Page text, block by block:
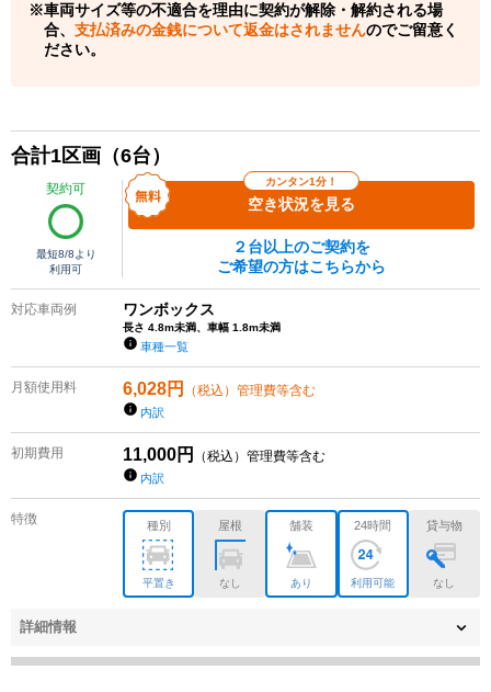
車両サイズ等の不適合を理由に契約が解除・解約される場
合、 支払済みの金銭について返金はされませんのでご留意く
ださい。
合計1区画（6台）
契約可
最短8/8 より
利用可
カンタン1分！
空き状況を見る
２台以上のご契約を
ご希望の方はこちらから
対応車両例 ワンボックス
長さ 4.8m未満、車幅 1.8m未満
車種一覧
月額使用料 6,028円 （税込）管理費等含む
内訳
初期費用 11,000円 （税込）管理費等含む
内訳
特徴 種別
平置き
屋根
なし
舗装
あり
24時間
利用可能
貸与物
なし
詳細情報